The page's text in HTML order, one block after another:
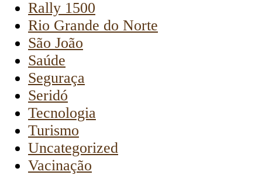
Rally 1500
Rio Grande do Norte
São João
Saúde
Seguraça
Seridó
Tecnologia
Turismo
Uncategorized
Vacinação